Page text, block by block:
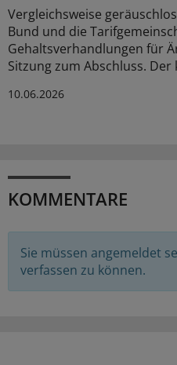
Vergleichsweise
Bund und die
Gehaltsverhandlungen für
Sitzung zum Abschluss.
10.06.2026
KOMMENTARE
Sie müssen angemeldet
verfassen zu können.